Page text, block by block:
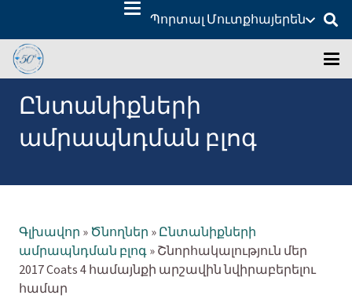
Պորտալ Մուտքհայերեն
Ընտանիքների
ամրապնդման բլոգ
Գլխավոր » Ծնողներ »Ընտանիքների
ամրապնդման բլոգ»Շնորհակալություն մեր
2017 Coats 4 համայնքի արշավին նվիրաբերելու
համար